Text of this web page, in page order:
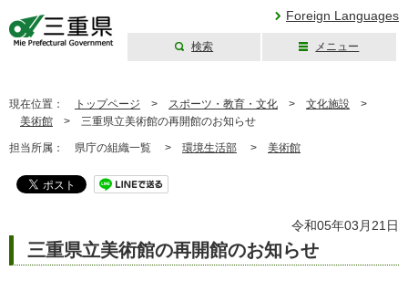
Foreign Languages
検索 メニュー
現在位置： トップページ > スポーツ・教育・文化 > 文化施設 >
美術館 > 三重県立美術館の再開館のお知らせ
担当所属： 県庁の組織一覧 > 環境生活部 > 美術館
令和05年03月21日
三重県立美術館の再開館のお知らせ